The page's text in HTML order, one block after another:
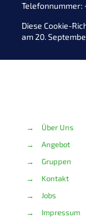
Telefonnummer:
Diese Cookie-
am 20.
→
Über Uns
→
Angebot
→
Gruppen
→
Kontakt
→
Jobs
→
Impressum